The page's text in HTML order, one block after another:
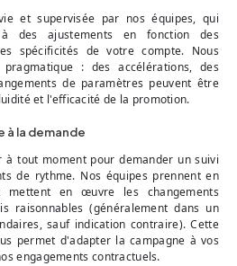
et supervisée par nos équipes, qui
à des ajustements en fonction des
spécificités de votre compte. Nous
: des accélérations, des
de paramètres peuvent être
et l'efficacité de la promotion.
à la demande
à tout moment pour demander un suivi
de rythme. Nos équipes prennent en
mettent en œuvre les changements
raisonnables (généralement dans un
sauf indication contraire). Cette
permet d'adapter la campagne à vos
engagements contractuels.